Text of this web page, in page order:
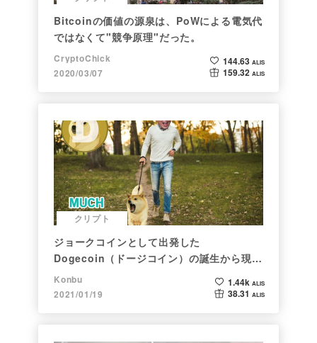
Bitcoinの価値の源泉は、PoWによる電気代
ではなくて"競争原理"だった。
CryptoChick
2020/03/07
144.63 ALIS
159.32 ALIS
クリプト
ジョークコインとして出発した
Dogecoin（ドージコイン）の誕生から現在
まで。注目される非証券性🐶
Konbu
2021/01/19
1.44k ALIS
38.31 ALIS